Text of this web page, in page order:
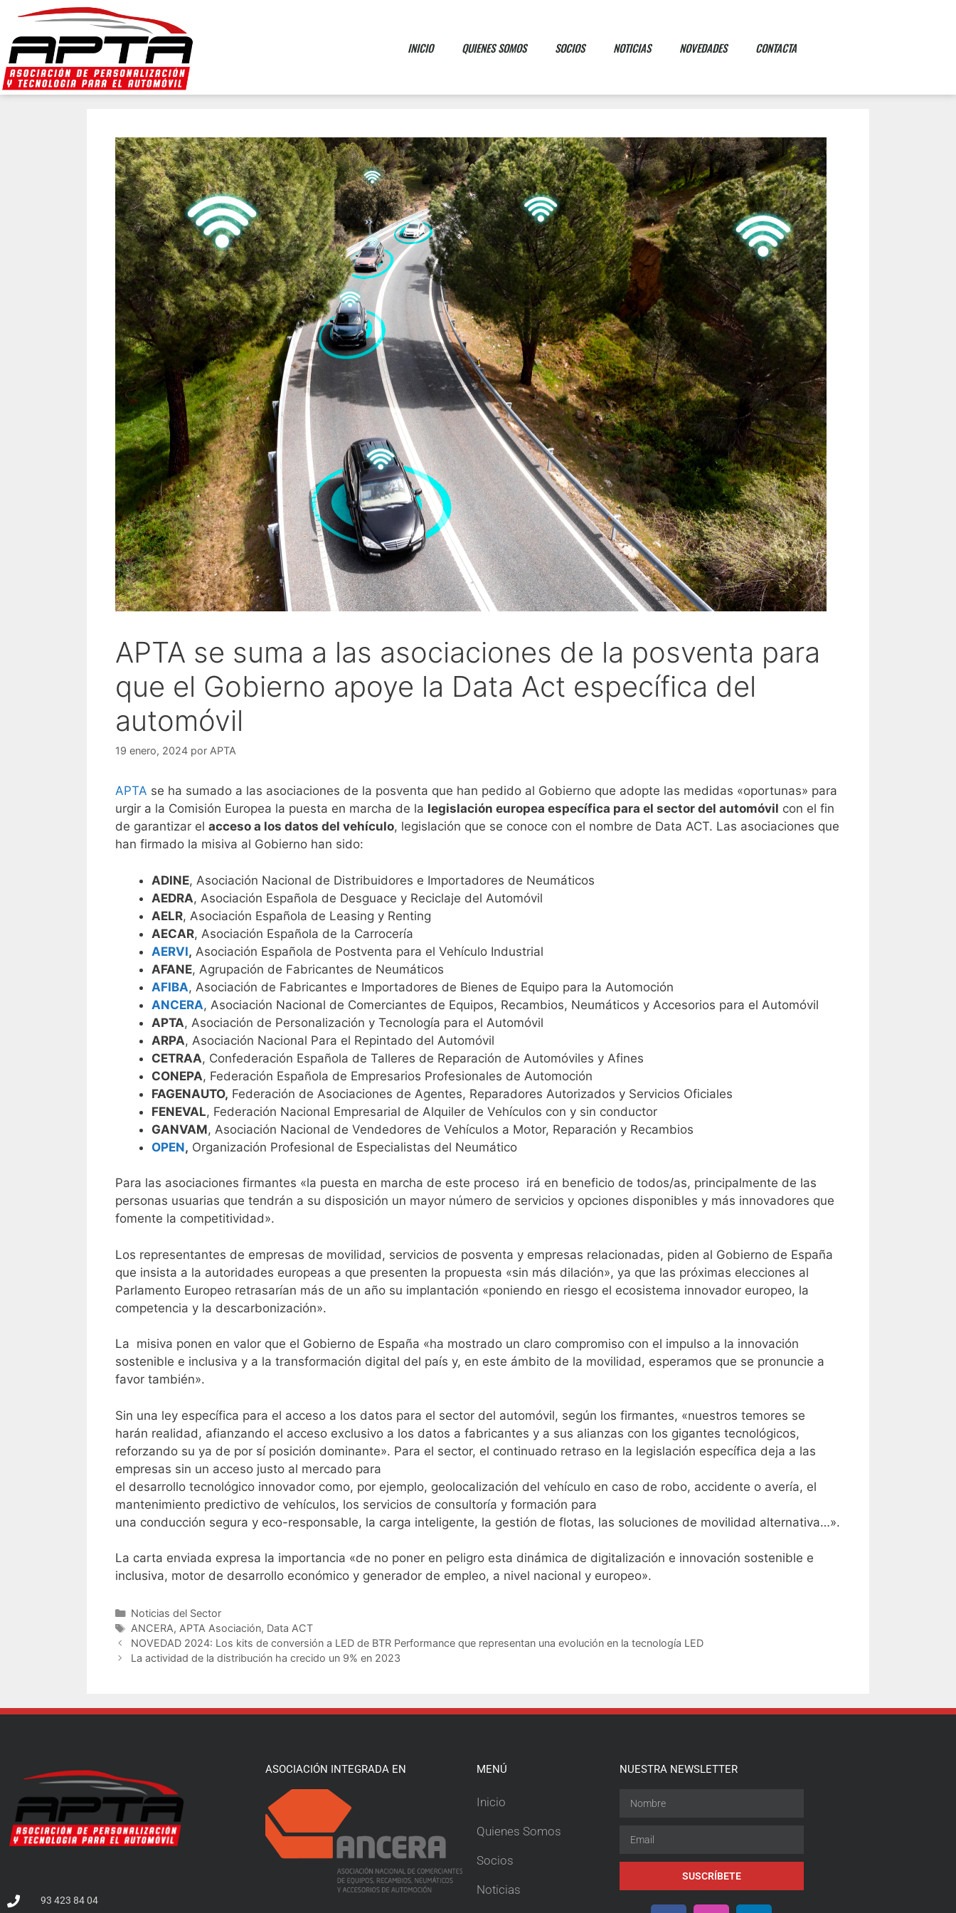
INICIO QUIENES SOMOS SOCIOS NOTICIAS NOVEDADES CONTACTA
APTA se suma a las asociaciones de la posventa para
que el Gobierno apoye la Data Act específica del
automóvil
19 enero, 2024 por APTA
APTA se ha sumado a las asociaciones de la posventa que han pedido al Gobierno que adopte las medidas «oportunas» para
urgir a la Comisión Europea la puesta en marcha de la legislación europea específica para el sector del automóvil con el fin
de garantizar el acceso a los datos del vehículo, legislación que se conoce con el nombre de Data ACT. Las asociaciones que
han firmado la misiva al Gobierno han sido:
ADINE, Asociación Nacional de Distribuidores e Importadores de Neumáticos
AEDRA, Asociación Española de Desguace y Reciclaje del Automóvil
AELR, Asociación Española de Leasing y Renting
AECAR, Asociación Española de la Carrocería
AERVI, Asociación Española de Postventa para el Vehículo Industrial
AFANE, Agrupación de Fabricantes de Neumáticos
AFIBA, Asociación de Fabricantes e Importadores de Bienes de Equipo para la Automoción
ANCERA, Asociación Nacional de Comerciantes de Equipos, Recambios, Neumáticos y Accesorios para el Automóvil
APTA, Asociación de Personalización y Tecnología para el Automóvil
ARPA, Asociación Nacional Para el Repintado del Automóvil
CETRAA, Confederación Española de Talleres de Reparación de Automóviles y Afines
CONEPA, Federación Española de Empresarios Profesionales de Automoción
FAGENAUTO, Federación de Asociaciones de Agentes, Reparadores Autorizados y Servicios Oficiales
FENEVAL, Federación Nacional Empresarial de Alquiler de Vehículos con y sin conductor
GANVAM, Asociación Nacional de Vendedores de Vehículos a Motor, Reparación y Recambios
OPEN, Organización Profesional de Especialistas del Neumático
Para las asociaciones firmantes «la puesta en marcha de este proceso irá en beneficio de todos/as, principalmente de las
personas usuarias que tendrán a su disposición un mayor número de servicios y opciones disponibles y más innovadores que
fomente la competitividad».
Los representantes de empresas de movilidad, servicios de posventa y empresas relacionadas, piden al Gobierno de España
que insista a la autoridades europeas a que presenten la propuesta «sin más dilación», ya que las próximas elecciones al
Parlamento Europeo retrasarían más de un año su implantación «poniendo en riesgo el ecosistema innovador europeo, la
competencia y la descarbonización».
La misiva ponen en valor que el Gobierno de España «ha mostrado un claro compromiso con el impulso a la innovación
sostenible e inclusiva y a la transformación digital del país y, en este ámbito de la movilidad, esperamos que se pronuncie a
favor también».
Sin una ley específica para el acceso a los datos para el sector del automóvil, según los firmantes, «nuestros temores se
harán realidad, afianzando el acceso exclusivo a los datos a fabricantes y a sus alianzas con los gigantes tecnológicos,
reforzando su ya de por sí posición dominante». Para el sector, el continuado retraso en la legislación específica deja a las
empresas sin un acceso justo al mercado para
el desarrollo tecnológico innovador como, por ejemplo, geolocalización del vehículo en caso de robo, accidente o avería, el
mantenimiento predictivo de vehículos, los servicios de consultoría y formación para
una conducción segura y eco-responsable, la carga inteligente, la gestión de flotas, las soluciones de movilidad alternativa…».
La carta enviada expresa la importancia «de no poner en peligro esta dinámica de digitalización e innovación sostenible e
inclusiva, motor de desarrollo económico y generador de empleo, a nivel nacional y europeo».
Noticias del Sector
ANCERA, APTA Asociación, Data ACT
NOVEDAD 2024: Los kits de conversión a LED de BTR Performance que representan una evolución en la tecnología LED
La actividad de la distribución ha crecido un 9% en 2023
93 423 84 04
ASOCIACIÓN INTEGRADA EN MENÚ
Inicio
Quienes Somos
Socios
Noticias
NUESTRA NEWSLETTER
SUSCRÍBETE